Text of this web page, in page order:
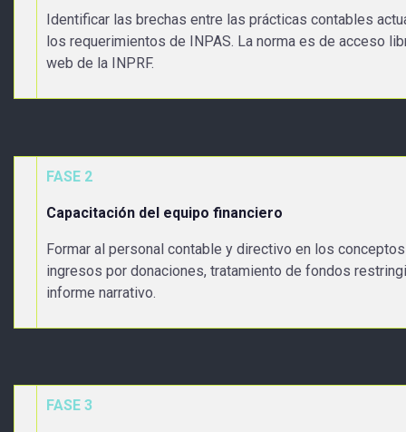
Identificar las brechas entre las prácticas contables
los requerimientos de INPAS. La norma es de acceso
web de la INPRF.
FASE 2
Capacitación del equipo financiero
Formar al personal contable y directivo en los
ingresos por donaciones, tratamiento de fondos
informe narrativo.
FASE 3